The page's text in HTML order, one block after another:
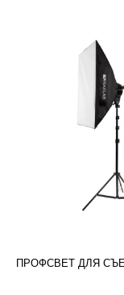
ПРОФСВЕТ ДЛЯ